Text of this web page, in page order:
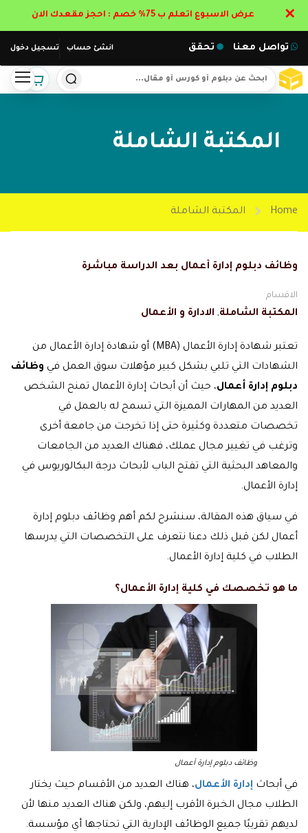
انشئ حساب تسجيل دخول تواصل معنا تحقق
المكتبة الشاملة
Home المكتبة الشاملة
وظائف دبلوم إدارة أعمال بعد الدراسة مباشرة
الاقسام
المكتبة الشاملة, الادارة و الأعمال
تعتبر شهادة إدارة الأعمال (MBA) أو شهادة إدارة الأعمال من
الشهادات التي تلبي بشكل كبير مؤهلات سوق العمل في وظائف
دبلوم إدارة أعمال، حيث أن أبحاث إدارة الأعمال تمنح الشخص
العديد من المهارات المميزة التي تسمح له بالعمل في
تخصصات متعددة وكثيرة حتى إذا تخرجت من جامعة أخرى
وترغب في تغيير مجال عملك، فهناك العديد من الجامعات
والمعاهد البحثية التي تفتح الباب لأبحاث درجة البكالوريوس في
إدارة الأعمال.
في سياق هذه المقالة، سنشرح لكم أهم وظائف دبلوم إدارة
أعمال لكن قبل ذلك دعنا نتعرف على التخصصات التي يدرسها
الطلاب في كلية إدارة الأعمال.
ما هو تخصصك في كلية إدارة الأعمال؟
وظائف دبلوم إدارة أعمال
في أبحاث إدارة الأعمال، هناك العديد من الأقسام حيث يختار
الطلاب مجال الخبرة الأقرب إليهم، ولكن هناك العديد منها لأن
لديهم تقريبًا جميع الوظائف الإدارية التي تحتاجها أي مؤسسة.
عرض الاسبوع اتعلم ب 75% خصم : احجز مقعدك الان ✕